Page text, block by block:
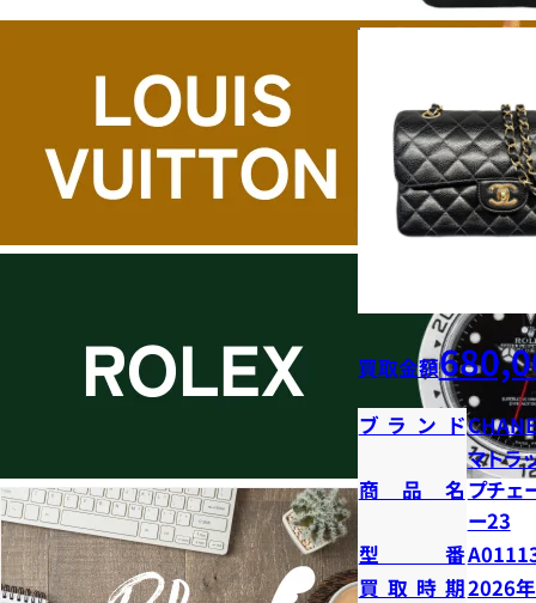
買取金額
ブランド
商品名
マトラ
プチェ
ー23
型番
買取時期2026